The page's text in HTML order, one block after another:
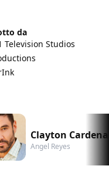
da
Television Studios
Clayton
Angel Reyes